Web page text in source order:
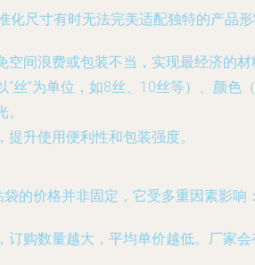
尺寸有时无法完美适配独特的产品
间浪费或包装不当，实现最经济的材
丝”为单位，如8丝、10丝等）、颜
升使用便利性和包装强度。
袋的价格并非固定，它受多重因素影响：
订购数量越大，平均单价越低。厂家